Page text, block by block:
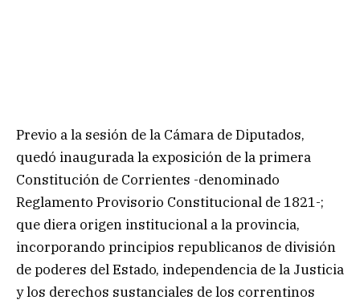
Previo a la sesión de la Cámara de Diputados,
quedó inaugurada la exposición de la primera
Constitución de Corrientes -denominado
Reglamento Provisorio Constitucional de 1821-;
que diera origen institucional a la provincia,
incorporando principios republicanos de división
de poderes del Estado, independencia de la Justicia
y los derechos sustanciales de los correntinos